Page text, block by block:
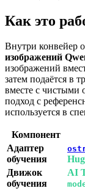
Как это
Внутри конвейер
изображений
изображений
затем подаётся в
вместе с
подход с
используется в
Компонент
Адаптер
обучения
Движок
обучения
AI